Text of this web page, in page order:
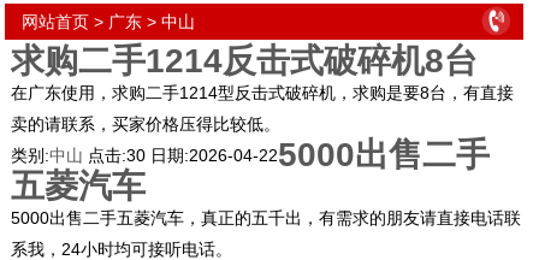
网站首页 > 广东 >中山
求购二手1214反击式破碎机8台
在广东使用，求购二手1214型反击式破碎机，求购是要8台，有直接
卖的请联系，买家价格压得比较低。
类别:中山 点击:30 日期:2026-04-225000出售二手
五菱汽车
5000出售二手五菱汽车，真正的五千出，有需求的朋友请直接电话联
系我，24小时均可接听电话。